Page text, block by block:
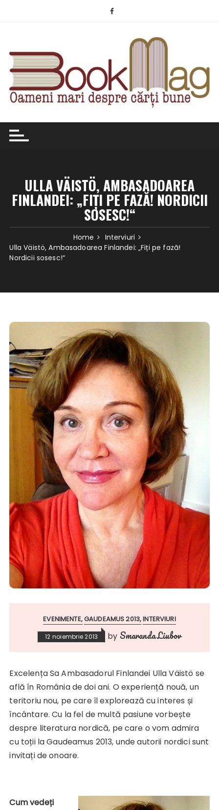
ULLA VÄISTÖ, AMBASADOAREA
FINLANDEI: „FIȚI PE FAZĂ! NORDICII
SOSESC!“
Home
Interviuri
Ulla Väistö, Ambasadoarea Finlandei: „Fiți pe fază!
Nordicii sosesc!“
EVENIMENTE GAUDEAMUS 2013 INTERVIURI
12 noiembrie 2013 by Smaranda Liubov
Excelența Sa Ambasadorul Finlandei Ulla Väistö se
află în România de doi ani. O experiență nouă, un
teritoriu nou, pe care îl explorează cu interes și
încântare. Cu la fel de multă pasiune vorbește
despre literatura nordică, pe care o vom admira
cu toții la Gaudeamus 2013, unde autorii nordici sunt
invitați de onoare.
Cum vedeți